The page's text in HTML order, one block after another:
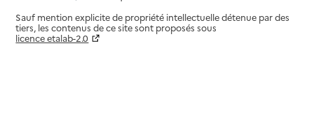
Sauf mention explicite de propriété intellectuelle détenue par des
tiers, les contenus de ce site sont proposés sous
licence etalab-2.0